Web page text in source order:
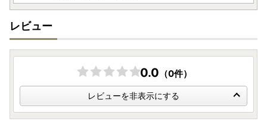
レビュー
0.0 （0件）
レビューを非表示にする